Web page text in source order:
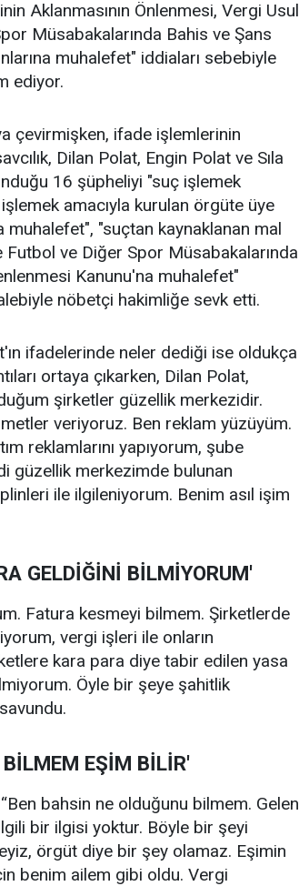
Aklanmasının Önlenmesi, Vergi Usul
Müsabakalarında Bahis ve Şans
muhalefet" iddiaları sebebiyle
ediyor.
çevirmişken, ifade işlemlerinin
Dilan Polat, Engin Polat ve Sıla
16 şüpheliyi "suç işlemek
amacıyla kurulan örgüte üye
muhalefet", "suçtan kaynaklanan mal
Futbol ve Diğer Spor Müsabakalarında
Kanunu'na muhalefet"
nöbetçi hakimliğe sevk etti.
ifadelerinde neler dediği ise oldukça
ortaya çıkarken, Dilan Polat,
şirketler güzellik merkezidir.
veriyoruz. Ben reklam yüzüyüm.
reklamlarını yapıyorum, şube
güzellik merkezimde bulunan
ile ilgileniyorum. Benim asıl işim
GELDİĞİNİ BİLMİYORUM'
Fatura kesmeyi bilmem. Şirketlerde
vergi işleri ile onların
kara para diye tabir edilen yasa
Öyle bir şeye şahitlik
BİLMEM EŞİM BİLİR'
bahsin ne olduğunu bilmem. Gelen
bir ilgisi yoktur. Böyle bir şeyi
örgüt diye bir şey olamaz. Eşimin
benim ailem gibi oldu. Vergi